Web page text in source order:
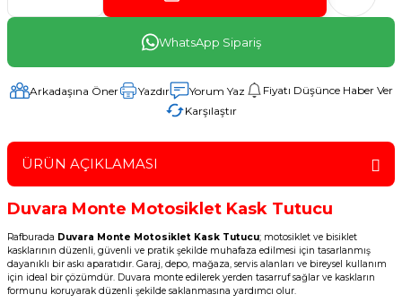
WhatsApp Sipariş
Arkadaşına Öner Yazdır Yorum Yaz
Fiyatı Düşünce Haber Ver
Karşılaştır
ÜRÜN AÇIKLAMASI
Duvara Monte Motosiklet Kask Tutucu
Rafburada Duvara Monte Motosiklet Kask Tutucu; motosiklet ve bisiklet
kasklarının düzenli, güvenli ve pratik şekilde muhafaza edilmesi için tasarlanmış
dayanıklı bir askı aparatıdır. Garaj, depo, mağaza, servis alanları ve bireysel kullanım
için ideal bir çözümdür. Duvara monte edilerek yerden tasarruf sağlar ve kaskların
formunu koruyarak düzenli şekilde saklanmasına yardımcı olur.